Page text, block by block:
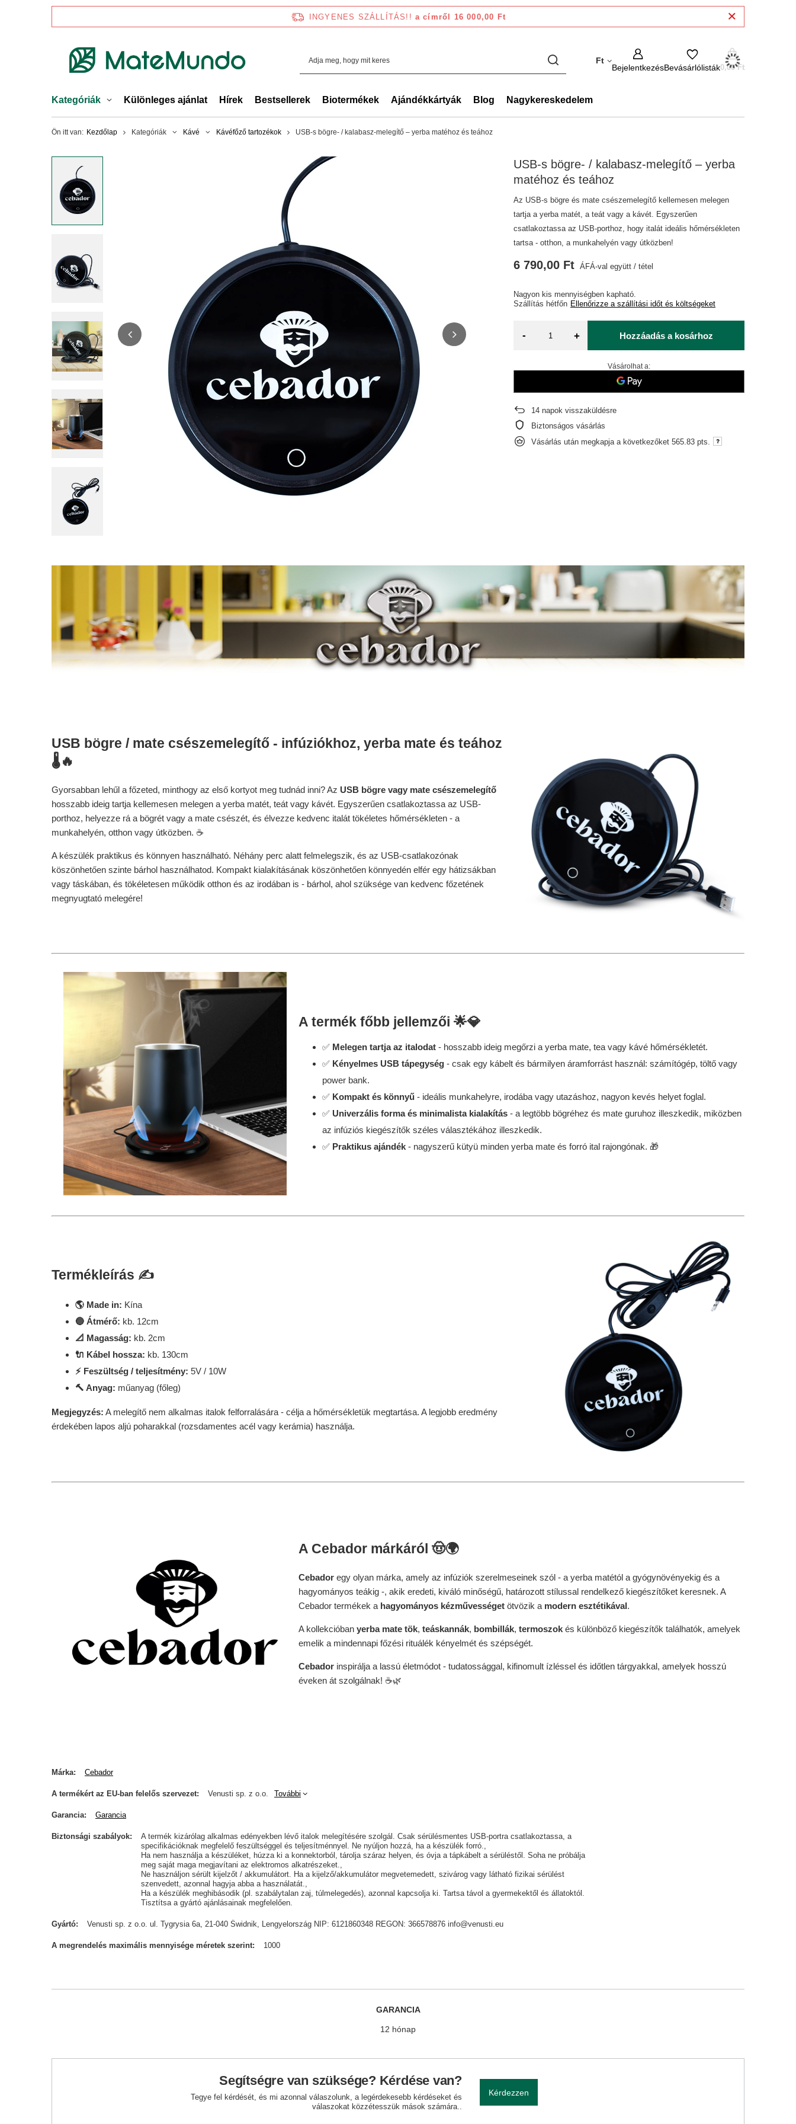
INGYENES SZÁLLÍTÁS!! a címről 16 000,00 Ft
Ft
BejelentkezésBevásárlólisták0,00 Ft
Kategóriák Különleges ajánlat Hírek Bestsellerek Biotermékek Ajándékkártyák Blog Nagykereskedelem
Ön itt van: Kezdőlap Kategóriák Kávé Kávéfőző tartozékok USB‑s bögre‑ / kalabasz‑melegítő – yerba matéhoz és teához
USB‑s bögre‑ / kalabasz‑melegítő – yerba
matéhoz és teához
Az USB-s bögre és mate csészemelegítő kellemesen melegen
tartja a yerba matét, a teát vagy a kávét. Egyszerűen
csatlakoztassa az USB-porthoz, hogy italát ideális hőmérsékleten
tartsa - otthon, a munkahelyén vagy útközben!
Nagyon kis mennyiségben kapható
Szállítás hétfőn Ellenőrizze a szállítási időt és költségeket
6 790,00 Ft ÁFÁ-val együtt /tétel
- + Hozzáadás a kosárhoz
Vásárolhat a:
14 napok visszaküldésre
Biztonságos vásárlás
Vásárlás után megkapja a következőket565.83 pts.
USB bögre / mate csészemelegítő - infúziókhoz, yerba mate és teához
🌡️🔥
Gyorsabban lehűl a főzeted, minthogy az első kortyot meg tudnád inni? Az USB bögre vagy mate csészemelegítő
hosszabb ideig tartja kellemesen melegen a yerba matét, teát vagy kávét. Egyszerűen csatlakoztassa az USB-
porthoz, helyezze rá a bögrét vagy a mate csészét, és élvezze kedvenc italát tökéletes hőmérsékleten - a
munkahelyén, otthon vagy útközben. ☕
A készülék praktikus és könnyen használható. Néhány perc alatt felmelegszik, és az USB-csatlakozónak
köszönhetően szinte bárhol használhatod. Kompakt kialakításának köszönhetően könnyedén elfér egy hátizsákban
vagy táskában, és tökéletesen működik otthon és az irodában is - bárhol, ahol szüksége van kedvenc főzetének
megnyugtató melegére!
A termék főbb jellemzői 🌟💎
✅ Melegen tartja az italodat- hosszabb ideig megőrzi a yerba mate, tea vagy kávé hőmérsékletét.
✅ Kényelmes USB tápegység- csak egy kábelt és bármilyen áramforrást használ: számítógép, töltő vagy
power bank.
✅ Kompakt és könnyű- ideális munkahelyre, irodába vagy utazáshoz, nagyon kevés helyet foglal.
✅ Univerzális forma és minimalista kialakítás- a legtöbb bögréhez és mate guruhoz illeszkedik, miközben
az infúziós kiegészítők széles választékához illeszkedik.
✅ Praktikus ajándék- nagyszerű kütyü minden yerba mate és forró ital rajongónak. 🎁
Termékleírás ✍️
🌎 Made in: Kína
🔵 Átmérő: kb. 12cm
📐 Magasság: kb. 2cm
🔌 Kábel hossza: kb. 130cm
⚡ Feszültség / teljesítmény: 5V / 10W
🔨 Anyag: műanyag (főleg)
Megjegyzés: A melegítő nem alkalmas italok felforralására - célja a hőmérsékletük megtartása. A legjobb eredmény
érdekében lapos aljú poharakkal (rozsdamentes acél vagy kerámia) használja.
A Cebadormárkáról 🤠🌍
Cebadoregy olyan márka, amely az infúziók szerelmeseinek szól - a yerba matétól a gyógynövényekig és a
hagyományos teákig -, akik eredeti, kiváló minőségű, határozott stílussal rendelkező kiegészítőket keresnek. A
Cebadortermékek a hagyományos kézművességetötvözik a modern esztétikával.
A kollekcióban yerba mate tök, teáskannák, bombillák, termoszokés különböző kiegészítők találhatók, amelyek
emelik a mindennapi főzési rituálék kényelmét és szépségét.
Cebadorinspirálja a lassú életmódot - tudatossággal, kifinomult ízléssel és időtlen tárgyakkal, amelyek hosszú
éveken át szolgálnak! ☕🌿
Márka Cebador
A termékért az EU-ban felelős szervezet Venusti sp. z o.o. További
Garancia Garancia
Biztonsági szabályok
A termék kizárólag alkalmas edényekben lévő italok melegítésére szolgál. Csak sérülésmentes USB-portra csatlakoztassa, a
specifikációknak megfelelő feszültséggel és teljesítménnyel. Ne nyúljon hozzá, ha a készülék forró.
Ha nem használja a készüléket, húzza ki a konnektorból, tárolja száraz helyen, és óvja a tápkábelt a sérüléstől. Soha ne próbálja
meg saját maga megjavítani az elektromos alkatrészeket.
Ne használjon sérült kijelzőt / akkumulátort. Ha a kijelző/akkumulátor megvetemedett, szivárog vagy látható fizikai sérülést
szenvedett, azonnal hagyja abba a használatát.
Ha a készülék meghibásodik (pl. szabálytalan zaj, túlmelegedés), azonnal kapcsolja ki. Tartsa távol a gyermekektől és állatoktól.
Tisztítsa a gyártó ajánlásainak megfelelően.
Gyártó Venusti sp. z o.o. ul. Tygrysia 6a, 21-040 Świdnik, Lengyelország NIP: 6121860348 REGON: 366578876 info@venusti.eu
A megrendelés maximális mennyisége méretek szerint 1000
GARANCIA
12 hónap
Segítségre van szüksége? Kérdése van?
Tegye fel kérdését, és mi azonnal válaszolunk, a legérdekesebb kérdéseket és
válaszokat közzétesszük mások számára..
Kérdezzen